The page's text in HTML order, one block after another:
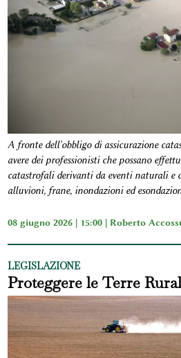
A fronte dell'obbligo di assicurazione
avere dei professionisti che possano
catastrofali derivanti da eventi naturali e
alluvioni, frane, inondazioni ed
08 giugno 2026 | 15:00 | Roberto
LEGISLAZIONE
Proteggere le Terre